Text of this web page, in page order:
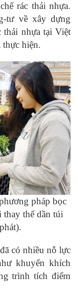
rác thải nhựa.
tư về xây dựng
thải nhựa tại Việt
hiện.
pháp bọc
thay thế dần túi
có nhiều nỗ lực
khuyến khích
trình tích điểm